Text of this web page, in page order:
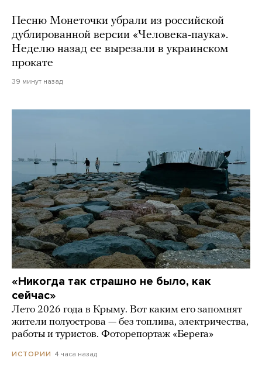
Песню Монеточки убрали из российской
дублированной версии «Человека-паука».
Неделю назад ее вырезали в украинском
прокате
39 минут назад
«Никогда так страшно не было, как
сейчас»
Лето 2026 года в Крыму. Вот каким его запомнят
жители полуострова — без топлива, электричества,
работы и туристов. Фоторепортаж «Берега»
ИСТОРИИ 4 часа назад